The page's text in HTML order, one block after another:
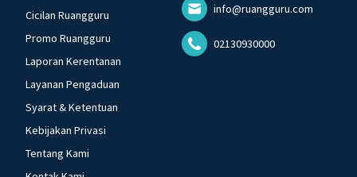
Cicilan Ruangguru
Promo Ruangguru
Laporan Kerentanan
Layanan Pengaduan
Syarat & Ketentuan
Kebijakan Privasi
Tentang Kami
info@ruangguru.com
02130930000